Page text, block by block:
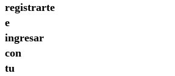
registrarte
e
ingresar
con
tu